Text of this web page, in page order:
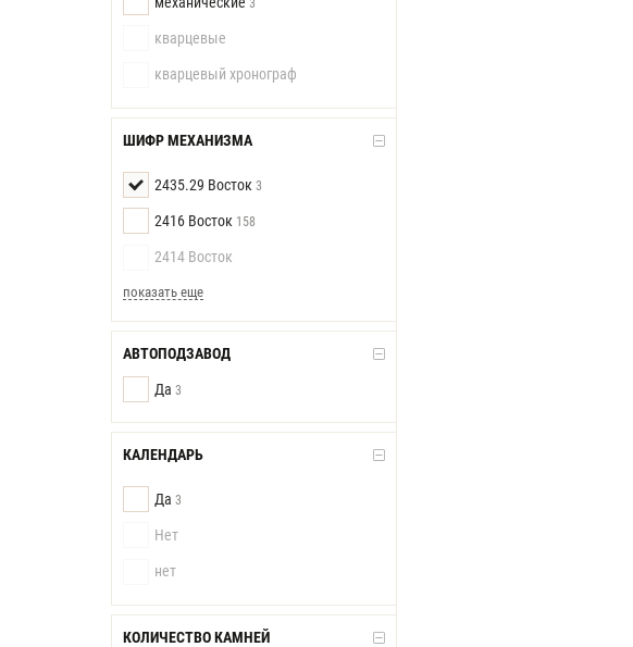
кварцевые
кварцевый хронограф
ШИФР МЕХАНИЗМА
2435.29 Восток 3
2416 Восток 158
2414 Восток
показать еще
АВТОПОДЗАВОД
Да 3
КАЛЕНДАРЬ
Да 3
Нет
нет
КОЛИЧЕСТВО КАМНЕЙ